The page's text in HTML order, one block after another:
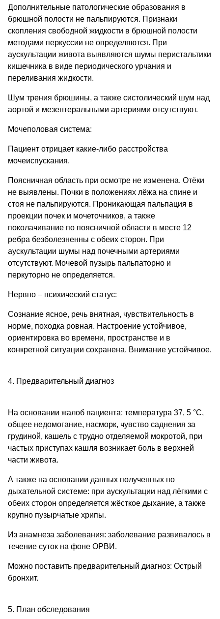
Дополнительные патологические образования в
брюшной полости не пальпируются. Признаки
скопления свободной жидкости в брюшной полости
методами перкуссии не определяются. При
аускультации живота выявляются шумы перистальтики
кишечника в виде периодического урчания и
переливания жидкости.
Шум трения брюшины, а также систолический шум над
аортой и мезентеральными артериями отсутствуют.
Мочеполовая система:
Пациент отрицает какие-либо расстройства
мочеиспускания.
Поясничная область при осмотре не изменена. Отёки
не выявлены. Почки в положениях лёжа на спине и
стоя не пальпируются. Проникающая пальпация в
проекции почек и мочеточников, а также
поколачивание по поясничной области в месте 12
ребра безболезненны с обеих сторон. При
аускультации шумы над почечными артериями
отсутствуют. Мочевой пузырь пальпаторно и
перкуторно не определяется.
Нервно – психический статус:
Сознание ясное, речь внятная, чувствительность в
норме, походка ровная. Настроение устойчивое,
ориентировка во времени, пространстве и в
конкретной ситуации сохранена. Внимание устойчивое.
4. Предварительный диагноз
На основании жалоб пациента: температура 37, 5 °С,
общее недомогание, насморк, чувство саднения за
грудиной, кашель с трудно отделяемой мокротой, при
частых приступах кашля возникает боль в верхней
части живота.
А также на основании данных полученных по
дыхательной системе: при аускультации над лёгкими с
обеих сторон определяется жёсткое дыхание, а также
крупно пузырчатые хрипы.
Из анамнеза заболевания: заболевание развивалось в
течение суток на фоне ОРВИ.
Можно поставить предварительный диагноз: Острый
бронхит.
5. План обследования